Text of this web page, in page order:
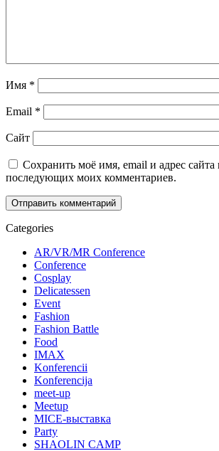
Имя *
Email *
Сайт
Сохранить моё имя, email и адрес сайта
последующих моих комментариев.
Categories
AR/VR/MR Conference
Conference
Cosplay
Delicatessen
Event
Fashion
Fashion Battle
Food
IMAX
Konferencii
Konferencija
meet-up
Meetup
MICE-выставка
Party
SHAOLIN CAMP